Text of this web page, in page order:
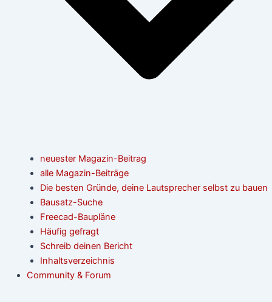
neuester Magazin-Beitrag
alle Magazin-Beiträge
Die besten Gründe, deine Lautsprecher selbst zu bauen
Bausatz-Suche
Freecad-Baupläne
Häufig gefragt
Schreib deinen Bericht
Inhaltsverzeichnis
Community & Forum